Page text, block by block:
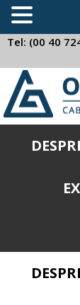
Tel: (00 40